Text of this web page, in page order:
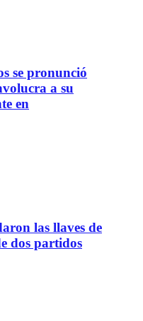
se pronunció
a su
en
las llaves de
dos partidos